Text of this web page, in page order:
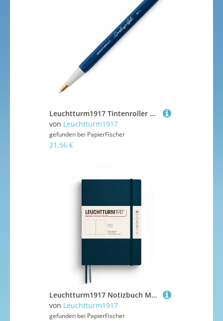
Leuchtturm1917 Tintenroller Drehgriffel mit Gelmine Marine
von Leuchtturm1917
gefunden bei PapierFischer
21,56 €
Leuchtturm1917 Notizbuch Medium Softcover A5 Deep Sea blanko
von Leuchtturm1917
gefunden bei PapierFischer